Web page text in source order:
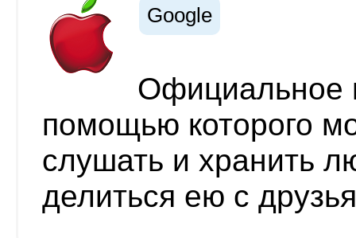
Google
Официальное
помощью которого
слушать и хранить
делиться ею с